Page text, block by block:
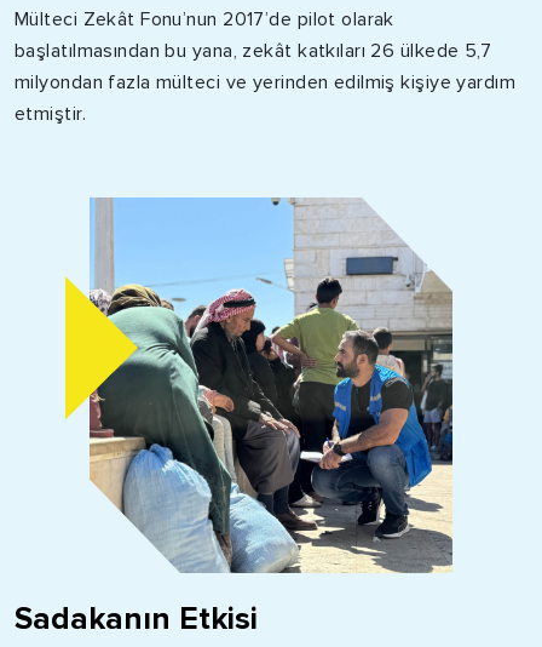
Mülteci Zekât Fonu’nun 2017’de pilot olarak
başlatılmasından bu yana, zekât katkıları 26 ülkede 5,7
milyondan fazla mülteci ve yerinden edilmiş kişiye yardım
etmiştir.
Sadakanın Etkisi